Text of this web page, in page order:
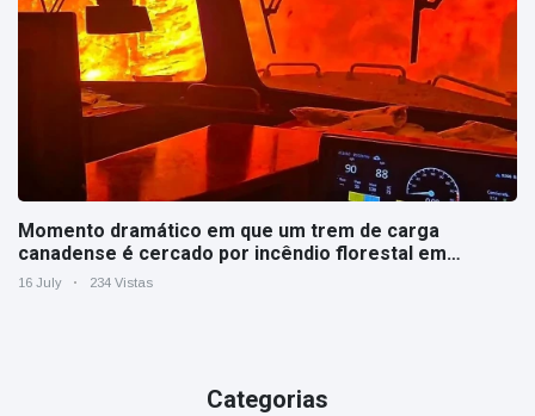
Momento dramático em que um trem de carga
canadense é cercado por incêndio florestal em
Ontário
16 July 234 Vistas
Categorias